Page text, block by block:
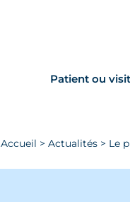
Patient ou
Accueil > Actualités > Le